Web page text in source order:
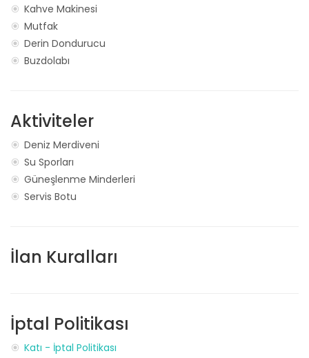
Kahve Makinesi
Mutfak
Derin Dondurucu
Buzdolabı
Aktiviteler
Deniz Merdiveni
Su Sporları
Güneşlenme Minderleri
Servis Botu
İlan Kuralları
İptal Politikası
Katı - İptal Politikası